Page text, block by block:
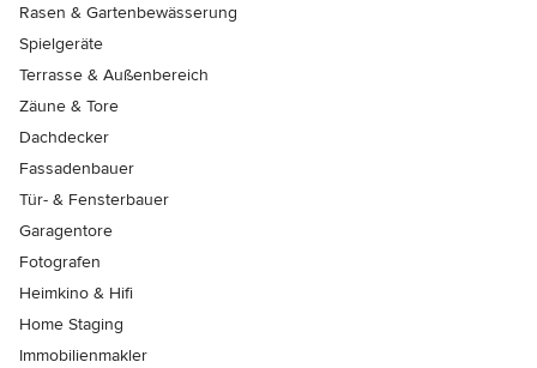
Rasen & Gartenbewässerung
Spielgeräte
Terrasse & Außenbereich
Zäune & Tore
Dachdecker
Fassadenbauer
Tür- & Fensterbauer
Garagentore
Fotografen
Heimkino & Hifi
Home Staging
Immobilienmakler